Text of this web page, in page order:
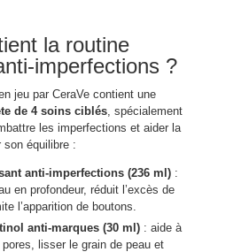
la routine
imperfections ?
jeu par CeraVe contient une
de 4 soins ciblés , spécialement
les imperfections et aider la
son équilibre :
anti-imperfections (236 ml) :
en profondeur, réduit l’excès de
l’apparition de boutons.
anti-marques (30 ml) : aide à
lisser le grain de peau et